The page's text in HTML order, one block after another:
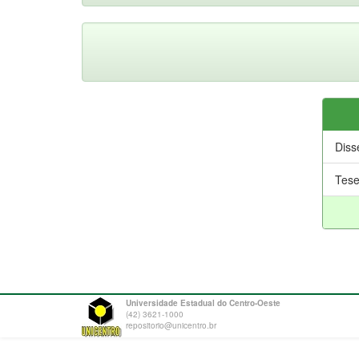
Tese
Universidade Estadual do Centro-Oeste
(42) 3621-1000
repositorio@unicentro.br